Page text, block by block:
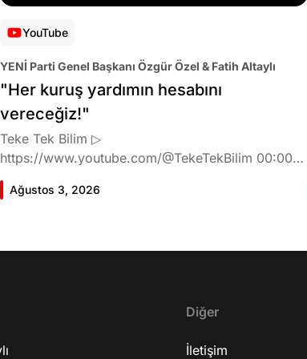
YouTube
YENİ Parti Genel Başkanı Özgür Özel & Fatih Altaylı
"Her kuruş yardımın hesabını
vereceğiz!"
Teke Tek Bilim ▷
https://www.youtube.com/@TekeTekBilim 00:00
Giriş 01:58 Butlan kararı 05:58 Butlan kararı kimin
meselesi? 11:32 Kılıçdaroğlu bu günlerin sinyalini
30:09 AK Parti'ye geçişlerin duracağının garantisi
Yargıtay kararından eminken neden partiden
Seçim güvenliğini nasıl sağlayacak? 1:06:25 Ekrem
Ağustos 3, 2026
Diğer
İletişim